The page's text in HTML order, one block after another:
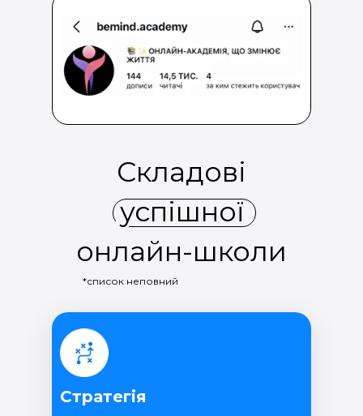
*список неповний
Складові
успішної
онлайн-школи
Стратегія